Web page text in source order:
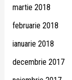
martie 2018
februarie 2018
ianuarie 2018
decembrie 2017